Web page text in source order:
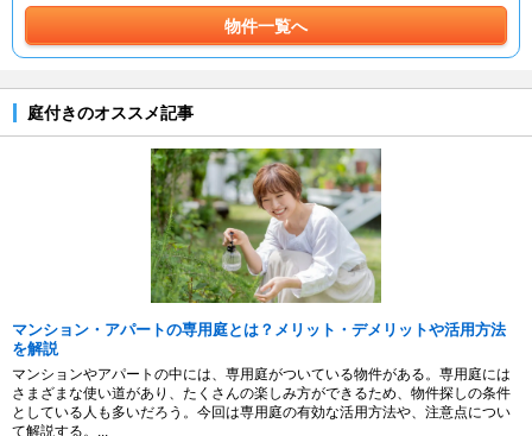
物件一覧へ
庭付きのオススメ記事
マンション・アパートの専用庭とは？メリット・デメリットや活用方法
を解説
マンションやアパートの中には、専用庭がついている物件がある。専用庭には
さまざまな使い道があり、たくさんの楽しみ方ができるため、物件探しの条件
としている人も多いだろう。今回は専用庭の有効な活用方法や、注意点につい
て解説する。...